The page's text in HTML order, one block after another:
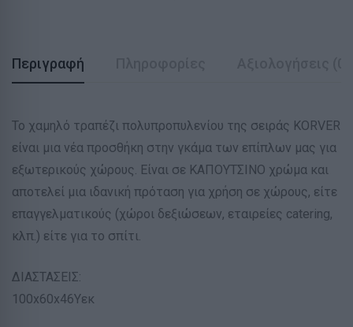
Περιγραφή
Το χαμηλό τραπέζι πολυπροπυλενίου της σειράς KORVER
είναι μια νέα προσθήκη στην γκάμα των επίπλων μας για
εξωτερικούς χώρους. Είναι σε ΚΑΠΟΥΤΣΙΝΟ χρώμα και
αποτελεί μια ιδανική πρόταση για χρήση σε χώρους, είτε
επαγγελματικούς (χώροι δεξιώσεων, εταιρείες catering,
κλπ.) είτε για το σπίτι.
ΔΙΑΣΤΑΣΕΙΣ:
100x60x46Υεκ